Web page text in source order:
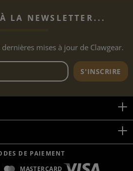
LA NEWSLETTER...
mises à jour de Clawgear.
Adresse e-mail de laS'INSCRIRE
DE PAIEMENT
MASTERCARD